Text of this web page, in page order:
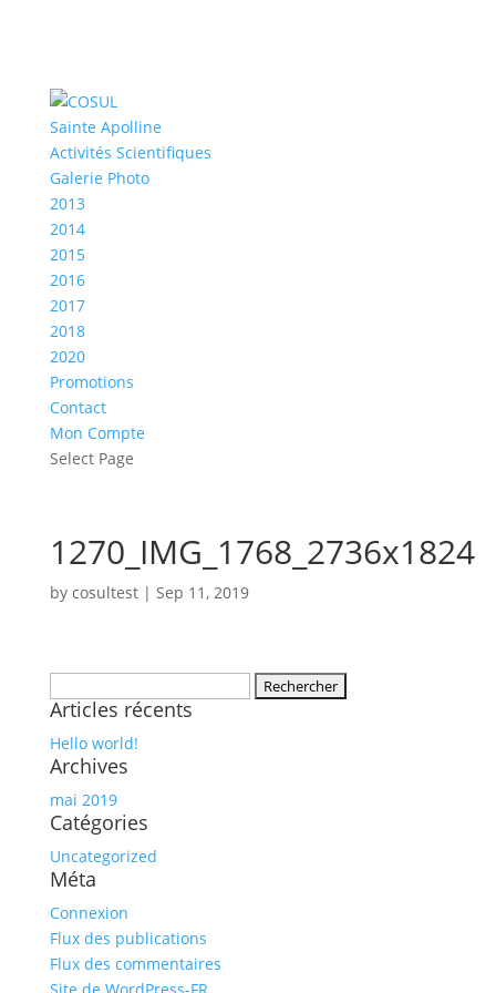
Sainte Apolline
Activités Scientifiques
Galerie Photo
2013
2014
2015
2016
2017
2018
2020
Promotions
Contact
Mon Compte
Select Page
1270_IMG_1768_2736x1824
by cosultest| Sep 11, 2019
Articles récents
Hello world!
Archives
mai 2019
Catégories
Uncategorized
Méta
Connexion
Flux des publications
Flux des commentaires